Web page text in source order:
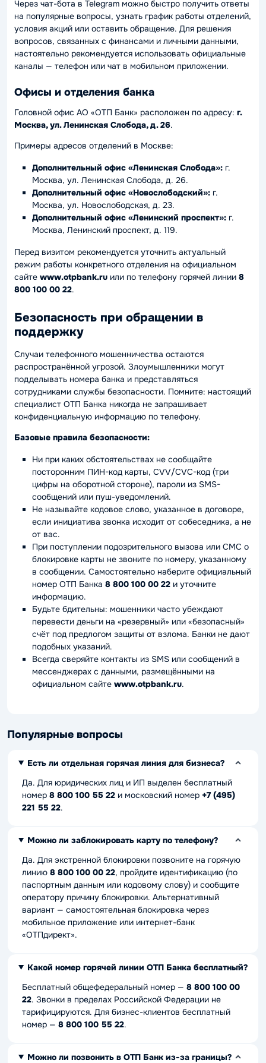
Через чат-бота в Telegram можно быстро получить ответы
на популярные вопросы, узнать график работы отделений,
условия акций или оставить обращение. Для решения
вопросов, связанных с финансами и личными данными,
настоятельно рекомендуется использовать официальные
каналы — телефон или чат в мобильном приложении.
Офисы и отделения банка
Головной офис АО «ОТП Банк» расположен по адресу: г.
Москва, ул. Ленинская Слобода, д. 26.
Примеры адресов отделений в Москве:
Дополнительный офис «Ленинская Слобода»: г.
Москва, ул. Ленинская Слобода, д. 26.
Дополнительный офис «Новослободский»: г.
Москва, ул. Новослободская, д. 23.
Дополнительный офис «Ленинский проспект»: г.
Москва, Ленинский проспект, д. 119.
Перед визитом рекомендуется уточнить актуальный
режим работы конкретного отделения на официальном
сайте www.otpbank.ru или по телефону горячей линии 8
800 100 00 22.
Безопасность при обращении в
поддержку
Случаи телефонного мошенничества остаются
распространённой угрозой. Злоумышленники могут
подделывать номера банка и представляться
сотрудниками службы безопасности. Помните: настоящий
специалист ОТП Банка никогда не запрашивает
конфиденциальную информацию по телефону.
Базовые правила безопасности:
Ни при каких обстоятельствах не сообщайте
посторонним ПИН-код карты, CVV/CVC-код (три
цифры на оборотной стороне), пароли из SMS-
сообщений или пуш-уведомлений.
Не называйте кодовое слово, указанное в договоре,
если инициатива звонка исходит от собеседника, а не
от вас.
При поступлении подозрительного вызова или СМС о
блокировке карты не звоните по номеру, указанному
в сообщении. Самостоятельно наберите официальный
номер ОТП Банка 8 800 100 00 22 и уточните
информацию.
Будьте бдительны: мошенники часто убеждают
перевести деньги на «резервный» или «безопасный»
счёт под предлогом защиты от взлома. Банки не дают
подобных указаний.
Всегда сверяйте контакты из SMS или сообщений в
мессенджерах с данными, размещёнными на
официальном сайте www.otpbank.ru.
Популярные вопросы
Есть ли отдельная горячая линия для бизнеса?
Да. Для юридических лиц и ИП выделен бесплатный
номер 8 800 100 55 22 и московский номер +7 (495)
221 55 22.
Можно ли заблокировать карту по телефону?
Да. Для экстренной блокировки позвоните на горячую
линию 8 800 100 00 22, пройдите идентификацию (по
паспортным данным или кодовому слову) и сообщите
оператору причину блокировки. Альтернативный
вариант — самостоятельная блокировка через
мобильное приложение или интернет-банк
«ОТПдирект».
Какой номер горячей линии ОТП Банка бесплатный?
Бесплатный общефедеральный номер — 8 800 100 00
22. Звонки в пределах Российской Федерации не
тарифицируются. Для бизнес-клиентов бесплатный
номер — 8 800 100 55 22.
Можно ли позвонить в ОТП Банк из-за границы?